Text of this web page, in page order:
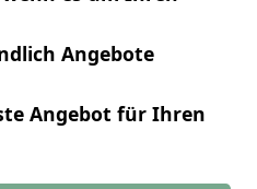
Angebote
Angebot für Ihren